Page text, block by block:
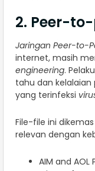
2. Peer-
Jaringan Peer-to-
internet, masih
engineering.
tahu dan
yang terinfeksi
File-file ini
relevan dengan
AIM and AOL